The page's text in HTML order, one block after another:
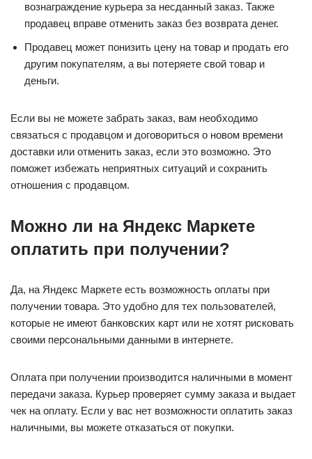
вознаграждение курьера за несданный заказ. Также
продавец вправе отменить заказ без возврата денег.
Продавец может понизить цену на товар и продать его
другим покупателям, а вы потеряете свой товар и
деньги.
Если вы не можете забрать заказ, вам необходимо
связаться с продавцом и договориться о новом времени
доставки или отменить заказ, если это возможно. Это
поможет избежать неприятных ситуаций и сохранить
отношения с продавцом.
Можно ли на Яндекс Маркете
оплатить при получении?
Да, на Яндекс Маркете есть возможность оплаты при
получении товара. Это удобно для тех пользователей,
которые не имеют банковских карт или не хотят рисковать
своими персональными данными в интернете.
Оплата при получении производится наличными в момент
передачи заказа. Курьер проверяет сумму заказа и выдает
чек на оплату. Если у вас нет возможности оплатить заказ
наличными, вы можете отказаться от покупки.